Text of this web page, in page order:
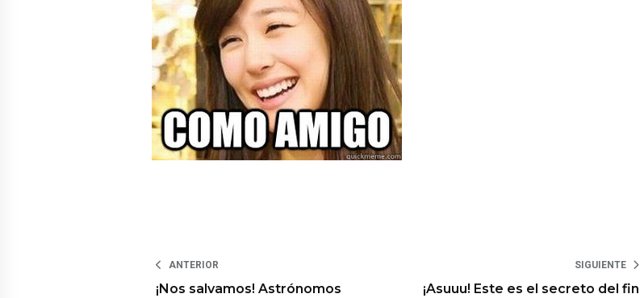
ANTERIOR
¡Nos salvamos! Astrónomos
SIGUIENTE
¡Asuuu! Este es el secreto del fin